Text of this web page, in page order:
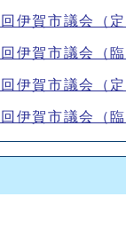
伊賀市議会（
伊賀市議会（
伊賀市議会（
伊賀市議会（